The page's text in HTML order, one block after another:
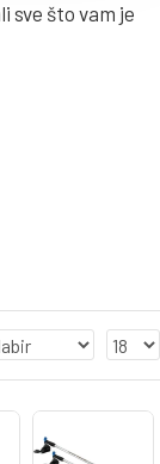
sve što vam je